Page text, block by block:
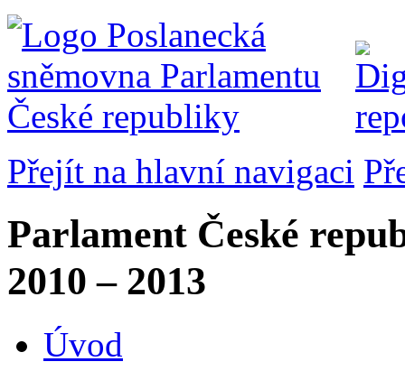
Přejít na hlavní navigaci
Parlament České
2010 – 2013
Úvod